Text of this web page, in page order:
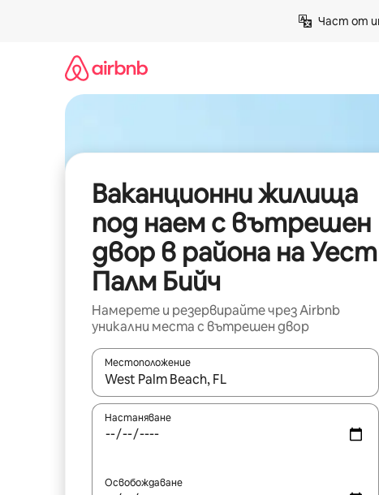
Част от
Ваканционни жилища
под наем с вътрешен
двор в района на Уест
Палм Бийч
Намерете и резервирайте чрез Airbnb
уникални места с вътрешен двор
Местоположение
Когато резултатите се покажат, използвайте
Настаняване
Освобождаване